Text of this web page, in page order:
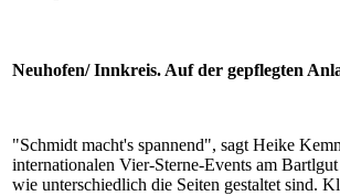
Neuhofen/ Innkreis. Auf der gepflegten
"Schmidt macht's spannend", sagt Heike
internationalen Vier-Sterne-Events am Bartlgut
wie unterschiedlich die Seiten gestaltet sind.